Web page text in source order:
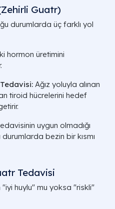
Guatr)
durumlarda üç farklı yol
hormon üretimini
Ağız yoluyla alınan
tiroid hücrelerini hedef
uygun olmadığı
bezin bir kısmı
Tedavisi
huylu" mu yoksa "riskli"